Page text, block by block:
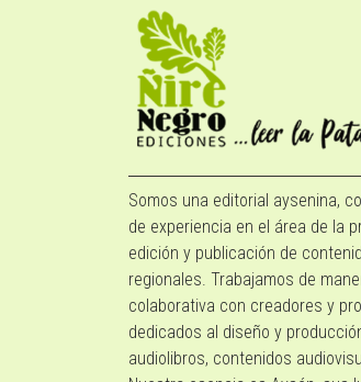
Somos una editorial aysenina,
de experiencia en el área de la
edición y publicación de
regionales. Trabajamos de
colaborativa con creadores y
dedicados al diseño y
audiolibros, contenidos